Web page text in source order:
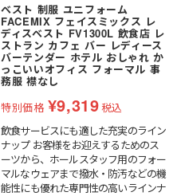
ベスト 制服 ユニフォーム
FACEMIX フェイスミックス レ
ディスベスト FV1300L 飲食店 レ
ストラン カフェ バー レディース
バーテンダー ホテル おしゃれ か
っこいいオフィス フォーマル 事
務服 襟なし
特別価格 ¥9,319税込
飲食サービスにも適した充実のライン
ナップ お客様をお迎えするためのス
ーツから、ホールスタッフ用のフォー
マルなウェアまで撥水・防汚などの機
能性にも優れた専門性の高いラインナ